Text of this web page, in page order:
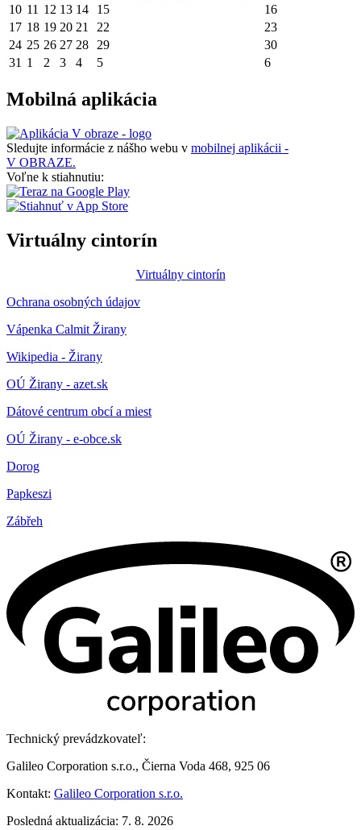
10 11 12 13 14 15
16
17 18 19 20 21 22
23
24 25 26 27 28 29
30
31 1 2 3 4 5 6
Mobilná aplikácia
Sledujte informácie z nášho webu v mobilnej aplikácii -
V OBRAZE.
Voľne k stiahnutiu:
Virtuálny cintorín
Virtuálny cintorín
Ochrana osobných údajov
Vápenka Calmit Žirany
Wikipedia - Žirany
OÚ Žirany - azet.sk
Dátové centrum obcí a miest
OÚ Žirany - e-obce.sk
Dorog
Papkeszi
Zábřeh
Technický prevádzkovateľ:
Galileo Corporation s.r.o., Čierna Voda 468, 925 06
Kontakt: Galileo Corporation s.r.o.
Posledná aktualizácia: 7. 8. 2026